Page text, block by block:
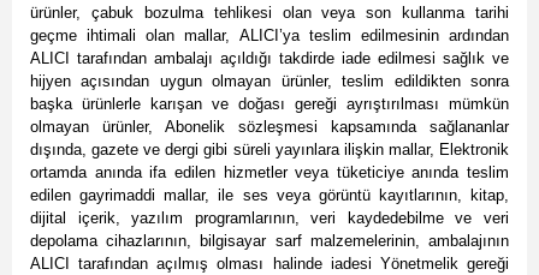
ürünler, çabuk bozulma tehlikesi olan veya son kullanma tarihi
geçme ihtimali olan mallar, ALICI’ya teslim edilmesinin ardından
ALICI tarafından ambalajı açıldığı takdirde iade edilmesi sağlık ve
hijyen açısından uygun olmayan ürünler, teslim edildikten sonra
başka ürünlerle karışan ve doğası gereği ayrıştırılması mümkün
olmayan ürünler, Abonelik sözleşmesi kapsamında sağlananlar
dışında, gazete ve dergi gibi süreli yayınlara ilişkin mallar, Elektronik
ortamda anında ifa edilen hizmetler veya tüketiciye anında teslim
edilen gayrimaddi mallar, ile ses veya görüntü kayıtlarının, kitap,
dijital içerik, yazılım programlarının, veri kaydedebilme ve veri
depolama cihazlarının, bilgisayar sarf malzemelerinin, ambalajının
ALICI tarafından açılmış olması halinde iadesi Yönetmelik gereği